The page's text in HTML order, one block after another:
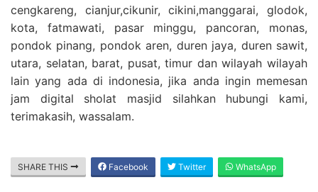
cengkareng, cianjur,cikunir, cikini,manggarai, glodok,
kota, fatmawati, pasar minggu, pancoran, monas,
pondok pinang, pondok aren, duren jaya, duren sawit,
utara, selatan, barat, pusat, timur dan wilayah wilayah
lain yang ada di indonesia, jika anda ingin memesan
jam digital sholat masjid silahkan hubungi kami,
terimakasih, wassalam.
SHARE THIS Facebook Twitter WhatsApp